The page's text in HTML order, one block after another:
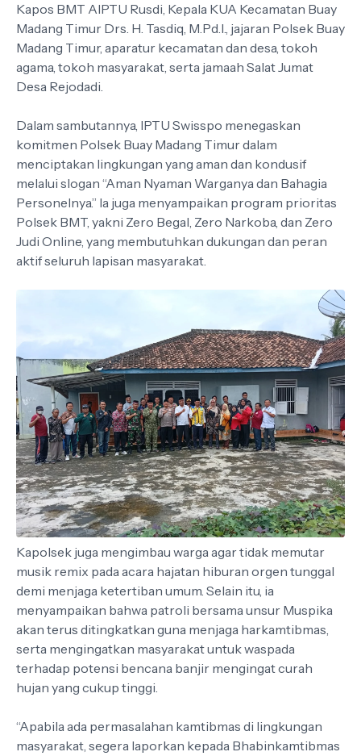
Kapos BMT AIPTU Rusdi, Kepala KUA Kecamatan Buay
Madang Timur Drs. H. Tasdiq, M.Pd.I., jajaran Polsek Buay
Madang Timur, aparatur kecamatan dan desa, tokoh
agama, tokoh masyarakat, serta jamaah Salat Jumat
Desa Rejodadi.
Dalam sambutannya, IPTU Swisspo menegaskan
komitmen Polsek Buay Madang Timur dalam
menciptakan lingkungan yang aman dan kondusif
melalui slogan “Aman Nyaman Warganya dan Bahagia
Personelnya.” Ia juga menyampaikan program prioritas
Polsek BMT, yakni Zero Begal, Zero Narkoba, dan Zero
Judi Online, yang membutuhkan dukungan dan peran
aktif seluruh lapisan masyarakat.
Kapolsek juga mengimbau warga agar tidak memutar
musik remix pada acara hajatan hiburan orgen tunggal
demi menjaga ketertiban umum. Selain itu, ia
menyampaikan bahwa patroli bersama unsur Muspika
akan terus ditingkatkan guna menjaga harkamtibmas,
serta mengingatkan masyarakat untuk waspada
terhadap potensi bencana banjir mengingat curah
hujan yang cukup tinggi.
“Apabila ada permasalahan kamtibmas di lingkungan
masyarakat, segera laporkan kepada Bhabinkamtibmas